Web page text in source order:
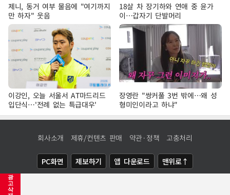
광
고
삭
제니, 동거 여부 물음에 "여기까지
만 하자" 웃음
18살 차 장기하와 연애 중 윤가
이…갑자기 단발머리
이강인, 오늘 서울서 AT마드리드
입단식…'전례 없는 특급대우'
장영란 "쌍커풀 3번 밖에…왜 성
형미인이라고 하냐"
회사소개 제휴/컨텐츠 판매 약관·정책 고충처리
PC화면 제보하기 앱 다운로드 맨위로↑